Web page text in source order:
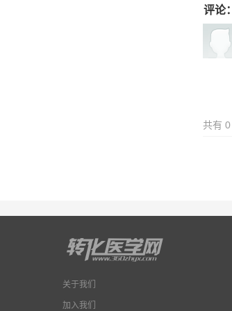
评论：
共有 0
关于我们
加入我们